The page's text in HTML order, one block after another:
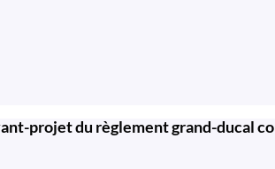
projet du règlement grand-ducal